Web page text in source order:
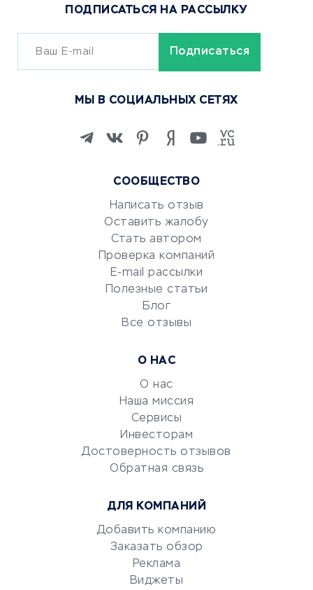
Сервисы доставки
ОБУЧЕНИЕ И РАБОТА
Изучение иностранных
Маркетинг и продажи
Репетиторство
Красота и здоровье
Сервисы по поиску работы
Сетевой маркетинг
УСЛУГИ ДЛЯ БИЗНЕСА
документооборот
Юридические компании
Аудиторские компании
Бухгалтерия онлайн
СООБЩЕСТВО
Написать отзыв
Оставить жалобу
Стать автором
Проверка компаний
E-mail рассылки
Полезные статьи
Блог
Все отзывы
О НАС
О нас
Наша миссия
Сервисы
Инвесторам
Достоверность отзывов
Обратная связь
ДЛЯ КОМПАНИЙ
Добавить компанию
Заказать обзор
Реклама
Виджеты
ПОДПИСАТЬСЯ НА РАССЫЛКУ
МЫ В СОЦИАЛЬНЫХ СЕТЯХ